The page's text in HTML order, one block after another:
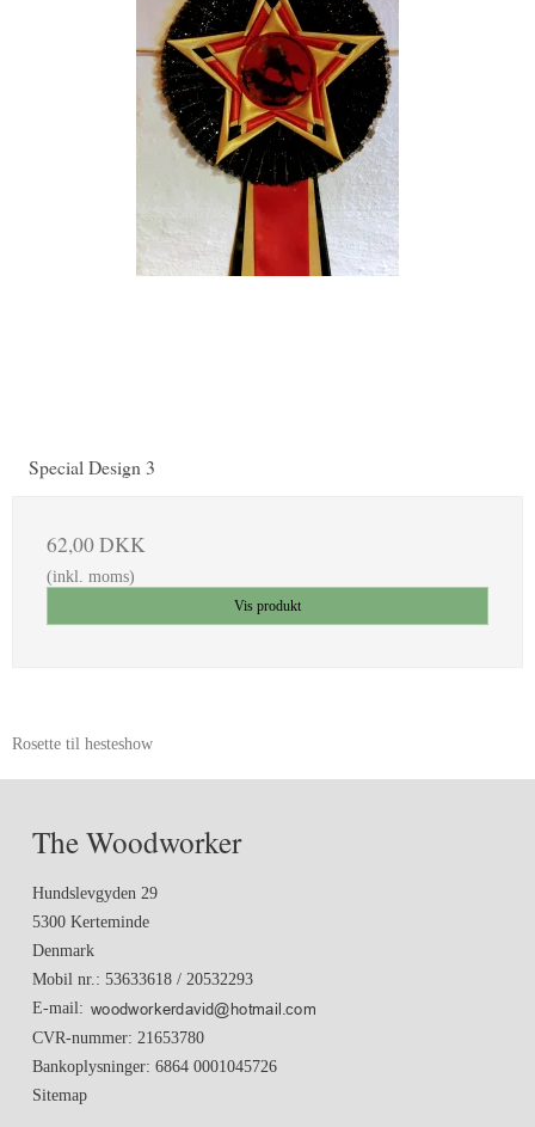
Special Design 3
62,00 DKK
(inkl. moms)
Vis produkt
Rosette til hesteshow
The Woodworker
Hundslevgyden 29
5300 Kerteminde
Denmark
Mobil nr.: 53633618 / 20532293
E-mail:
CVR-nummer: 21653780
Bankoplysninger: 6864 0001045726
Sitemap